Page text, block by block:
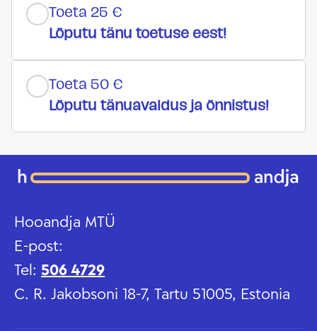
Toeta 25 €
Lõputu tänu toetuse eest!
Toeta 50 €
Lõputu tänuavaldus ja õnnistus!
Hooandja MTÜ
E-post:
Tel: 506 4729
C. R. Jakobsoni 18-7, Tartu 51005, Estonia